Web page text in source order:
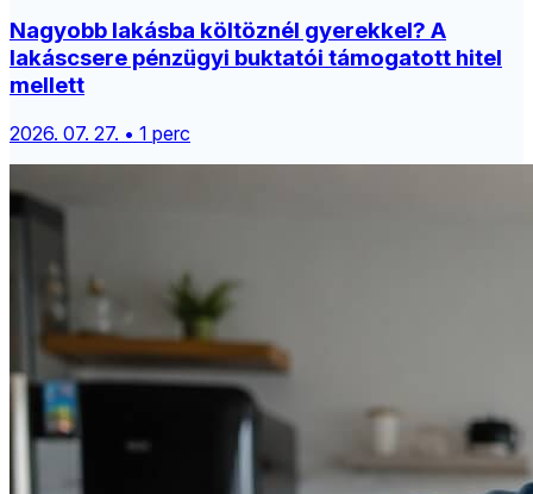
Nagyobb lakásba költöznél gyerekkel? A
lakáscsere pénzügyi buktatói támogatott hitel
mellett
2026. 07. 27. • 1 perc